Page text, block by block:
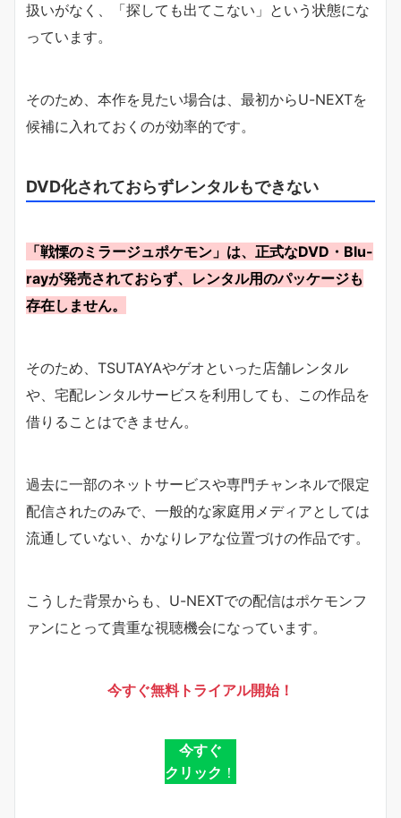
扱いがなく、「探しても出てこない」という状態にな
っています。
そのため、本作を見たい場合は、最初からU-NEXTを
候補に入れておくのが効率的です。
DVD化されておらずレンタルもできない
「戦慄のミラージュポケモン」は、正式なDVD・Blu-
rayが発売されておらず、レンタル用のパッケージも
存在しません。
そのため、TSUTAYAやゲオといった店舗レンタル
や、宅配レンタルサービスを利用しても、この作品を
借りることはできません。
過去に一部のネットサービスや専門チャンネルで限定
配信されたのみで、一般的な家庭用メディアとしては
流通していない、かなりレアな位置づけの作品です。
こうした背景からも、U-NEXTでの配信はポケモンフ
ァンにとって貴重な視聴機会になっています。
今すぐ無料トライアル開始！
今すぐ
クリック ！